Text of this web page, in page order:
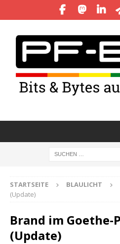
STARTSEITE BLAULICHT
(Update)
Brand im Goethe-
(Update)